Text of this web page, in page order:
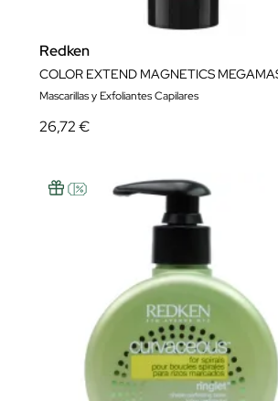
Redken
Mascarillas y Exfoliantes Capilares
26,72 €